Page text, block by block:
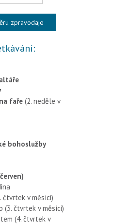
faře(2. neděle v
bohoslužby
čtvrtek v měsíci)
(3. čtvrtek v měsíci)
(4. čtvrtek v